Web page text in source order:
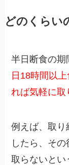
どのくらい
半日断食の期
日18時間以
れば気軽に取
例えば、取り
したら、そ
取らないとい